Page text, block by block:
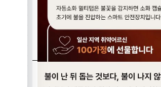
노인맞춤돌봄